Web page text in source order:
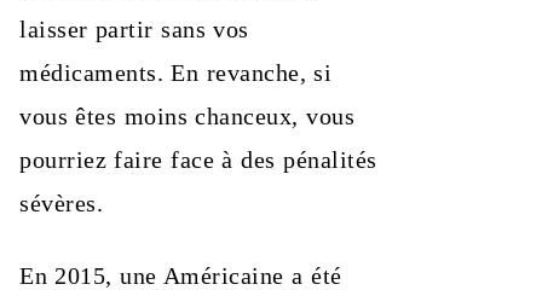
laisser partir sans vos
médicaments. En revanche, si
vous êtes moins chanceux, vous
pourriez faire face à des pénalités
sévères.
En 2015, une Américaine a été